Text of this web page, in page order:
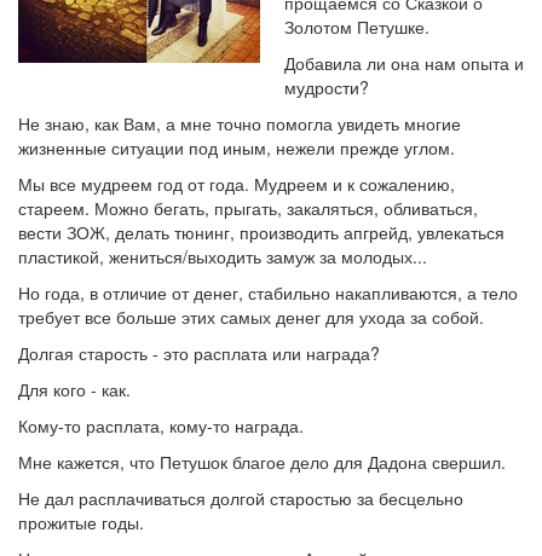
Золотом Петушке.
Добавила ли она нам опыта и
мудрости?
Не знаю, как Вам, а мне точно помогла увидеть многие
жизненные ситуации под иным, нежели прежде углом.
Мы все мудреем год от года. Мудреем и к сожалению,
стареем. Можно бегать, прыгать, закаляться, обливаться,
вести ЗОЖ, делать тюнинг, производить апгрейд, увлекаться
пластикой, жениться/выходить замуж за молодых...
Но года, в отличие от денег, стабильно накапливаются, а тело
требует все больше этих самых денег для ухода за собой.
Долгая старость - это расплата или награда?
Для кого - как.
Кому-то расплата, кому-то награда.
Мне кажется, что Петушок благое дело для Дадона свершил.
Не дал расплачиваться долгой старостью за бесцельно
прожитые годы.